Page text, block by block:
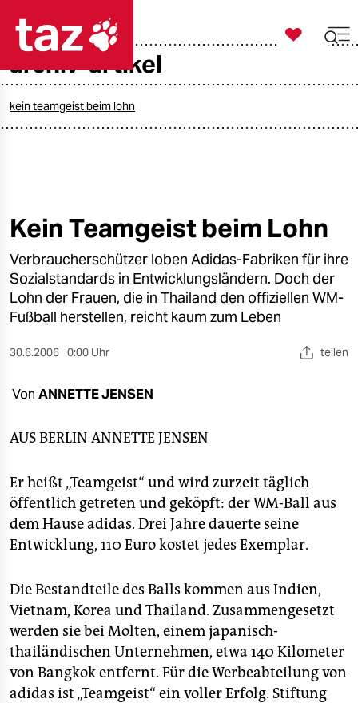
öko
gesellschaft
kultur
sport
berlin
nord
wahrheit
verlag
veranstaltungen
fragen & hilfe
unterstützen
abo
genossenschaft

taz zahl ich
archiv-artikel
kein teamgeist beim lohn
Kein Teamgeist beim Lohn
Verbraucherschützer loben Adidas-Fabriken für ihre
Sozialstandards in Entwicklungsländern. Doch der
Lohn der Frauen, die in Thailand den offiziellen WM-
Fußball herstellen, reicht kaum zum Leben
30.6.2006 0:00 Uhr teilen
Von ANNETTE JENSEN
AUS BERLIN ANNETTE JENSEN
Er heißt „Teamgeist“ und wird zurzeit täglich
öffentlich getreten und geköpft: der WM-Ball aus
dem Hause adidas. Drei Jahre dauerte seine
Entwicklung, 110 Euro kostet jedes Exemplar.
Die Bestandteile des Balls kommen aus Indien,
Vietnam, Korea und Thailand. Zusammengesetzt
werden sie bei Molten, einem japanisch-
thailändischen Unternehmen, etwa 140 Kilometer
von Bangkok entfernt. Für die Werbeabteilung von
adidas ist „Teamgeist“ ein voller Erfolg. Stiftung